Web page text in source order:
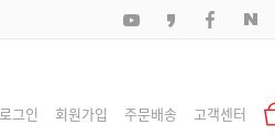
로그인 회원가입 주문배송 고객센터